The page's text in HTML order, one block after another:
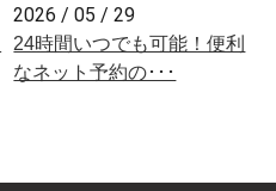
2026 / 05 / 29
24時間いつでも可能！便利
なネット予約の･･･